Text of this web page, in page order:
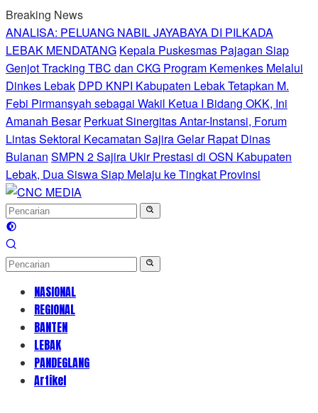
Langsung
ke
konten
Breaking News
ANALISA: PELUANG NABIL JAYABAYA DI PILKADA
LEBAK MENDATANG Kepala Puskesmas Pajagan Siap
Genjot Tracking TBC dan CKG Program Kemenkes Melalui
Dinkes Lebak DPD KNPI Kabupaten Lebak Tetapkan M.
Febi Pirmansyah sebagai Wakil Ketua I Bidang OKK, Ini
Amanah Besar Perkuat Sinergitas Antar-Instansi, Forum
Lintas Sektoral Kecamatan Sajira Gelar Rapat Dinas
Bulanan SMPN 2 Sajira Ukir Prestasi di OSN Kabupaten
Lebak, Dua Siswa Siap Melaju ke Tingkat Provinsi
NASIONAL
REGIONAL
BANTEN
LEBAK
PANDEGLANG
Artikel